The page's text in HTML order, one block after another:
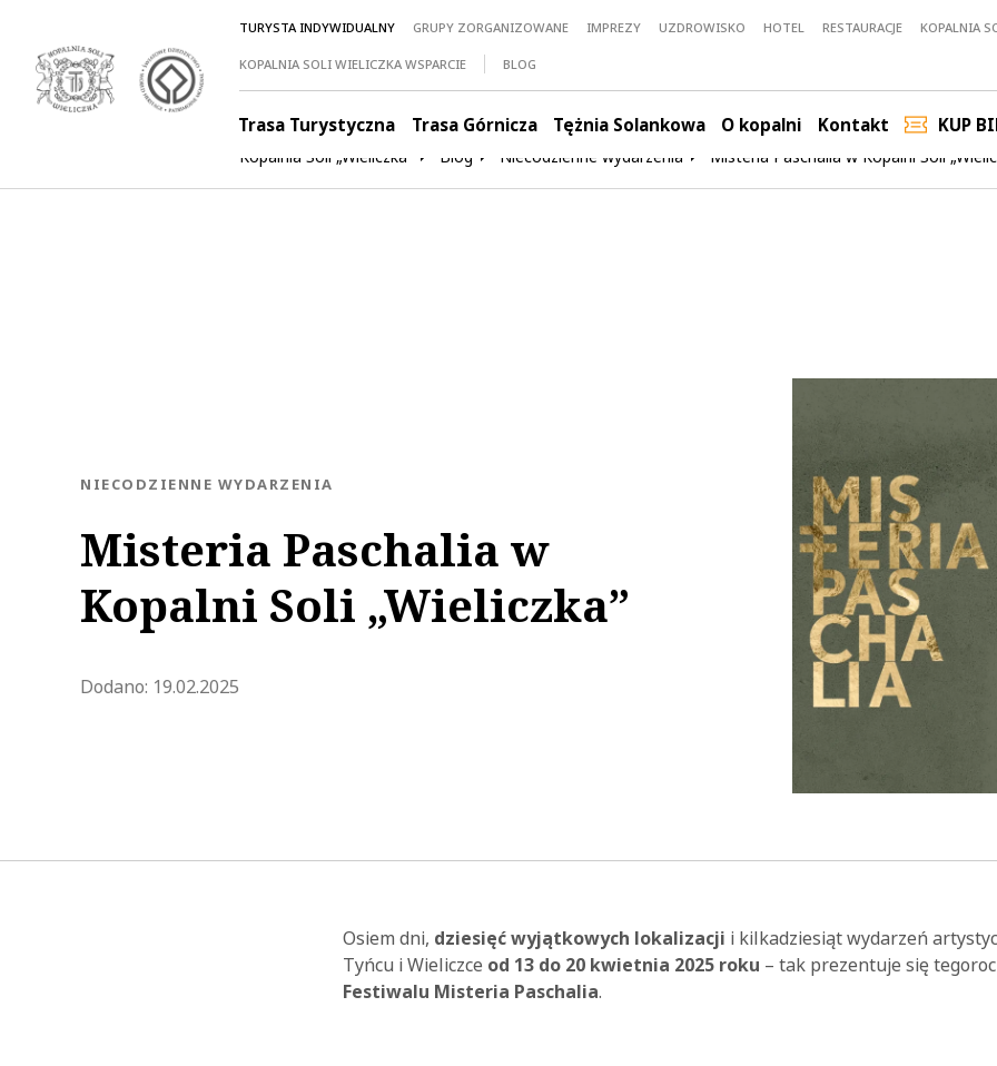
TURYSTA INDYWIDUALNY GRUPY ZORGANIZOWANE IMPREZY UZDROWISKO HOTEL RESTAURACJE
KOPALNIA
KOPALNIA SOLI WIELICZKA WSPARCIE
BLOG
Trasa Turystyczna Trasa Górnicza Tężnia Solankowa O kopalni Kontakt KUP
Kopalnia Soli „Wieliczka” Blog Niecodzienne wydarzenia Misteria Paschalia w Kopalni Soli
Misteria Paschalia w
Kopalni Soli „Wieliczka”
KATEGORIA:
NIECODZIENNE WYDARZENIA
Dodano: 19.02.2025
Osiem dni, dziesięć wyjątkowych lokalizacji i kilkadziesiąt wydarzeń
Tyńcu i Wieliczce od 13 do 20 kwietnia 2025 roku – tak prezentuje się
Festiwalu Misteria Paschalia.